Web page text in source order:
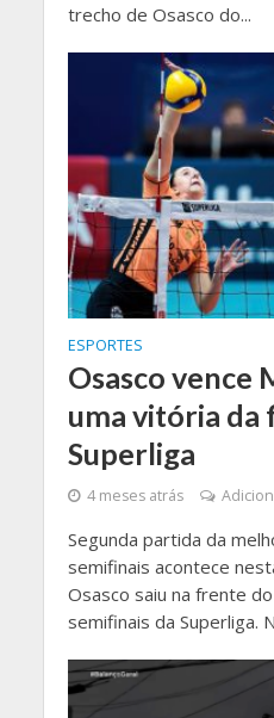
trecho de Osasco do...
ESPORTES
Osasco vence
uma vitória da
Superliga
4 meses atrás
Segunda partida da
semifinais acontece
Osasco saiu na frente
semifinais da Superliga.